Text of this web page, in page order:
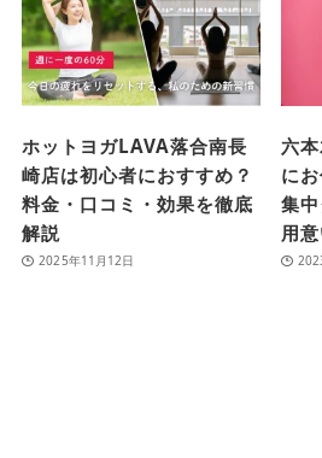
ホットヨガLAVA落合南長
崎店は初心者におすすめ？
料金・口コミ・効果を徹底
解説
2025年11月12日
六
に
集
用